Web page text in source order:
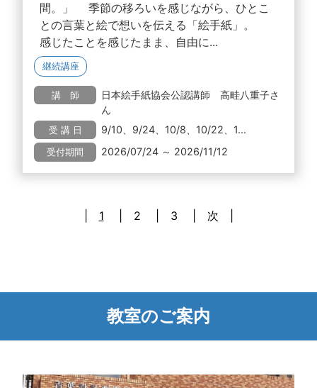
間。」 季節の移ろいを感じながら、ひとこ
との言葉と絵で想いを伝える「絵手紙」。
感じたことを感じたまま、自由に...
継続講座
講 師
日本絵手紙協会公認講師 高畦八重子さ
ん
受 講 日 9/10、9/24、10/8、10/22、1...
受付期間 2026/07/24 ～ 2026/11/12
1 2 3 次
教室のご案内